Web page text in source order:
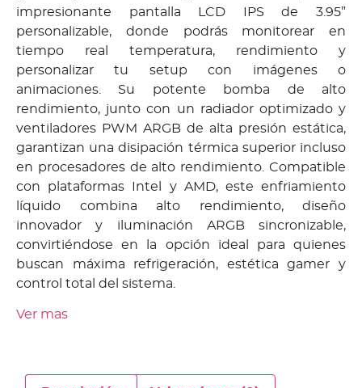
impresionante pantalla LCD IPS de 3.95”
personalizable, donde podrás monitorear en
tiempo real temperatura, rendimiento y
personalizar tu setup con imágenes o
animaciones. Su potente bomba de alto
rendimiento, junto con un radiador optimizado y
ventiladores PWM ARGB de alta presión estática,
garantizan una disipación térmica superior incluso
en procesadores de alto rendimiento. Compatible
con plataformas Intel y AMD, este enfriamiento
líquido combina alto rendimiento, diseño
innovador y iluminación ARGB sincronizable,
convirtiéndose en la opción ideal para quienes
buscan máxima refrigeración, estética gamer y
control total del sistema.
Ver mas